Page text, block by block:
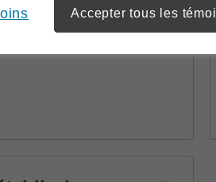
Accepter tous les